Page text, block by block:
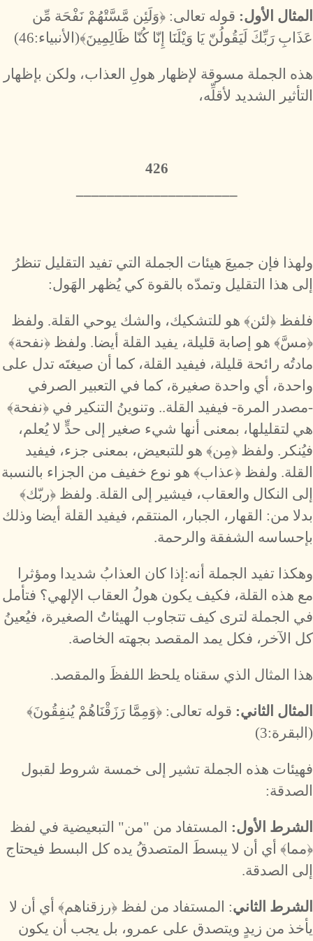
المثال الأول: قوله تعالى: ﴿وَلَئِن مَّسَّتْهُمْ نَفْحَة مِّن
عَذَابِ رَبِّكَ لَيَقُولُنّ يَا وَيْلَنَا إِنّا كُنّا ظَالِمِينَ﴾(الأنبياء:46)
هذه الجملة مسوقة لإظهار هولِ العذاب، ولكن بإظهار
التأثير الشديد لأقلِّه،
426
ولهذا فإن جميعَ هيئات الجملة التي تفيد التقليل تنظرُ
إلى هذا التقليل وتمدّه بالقوة كي يُظهر الهَول:
فلفظ ﴿لئن﴾ هو للتشكيك، والشك يوحي القلة. ولفظ
﴿مسَّ﴾ هو إصابة قليلة، يفيد القلة أيضا. ولفظ ﴿نفحة﴾
مادتُه رائحة قليلة، فيفيد القلة، كما أن صيغتَه تدل على
واحدة، أي واحدة صغيرة، كما في التعبير الصرفي
-مصدر المرة- فيفيد القلة.. وتنوينُ التنكير في ﴿نفحة﴾
هي لتقليلها، بمعنى أنها شيء صغير إلى حدٍّ لا يُعلم،
فيُنكر. ولفظ ﴿مِن﴾ هو للتبعيض، بمعنى جزء، فيفيد
القلة. ولفظ ﴿عذاب﴾ هو نوع خفيف من الجزاء بالنسبة
إلى النكال والعقاب، فيشير إلى القلة. ولفظ ﴿ربّك﴾
بدلا من: القهار، الجبار، المنتقم، فيفيد القلة أيضا وذلك
بإحساسه الشفقة والرحمة.
وهكذا تفيد الجملة أنه:إذا كان العذابُ شديدا ومؤثرا
مع هذه القلة، فكيف يكون هولُ العقاب الإلهي؟ فتأمل
في الجملة لترى كيف تتجاوب الهيئاتُ الصغيرة، فيُعينُ
كل الآخر، فكل يمد المقصد بجهته الخاصة.
هذا المثال الذي سقناه يلحظ اللفظَ والمقصد.
المثال الثاني: قوله تعالى: ﴿وَمِمَّا رَزَقْنَاهُمْ يُنفِقُونَ﴾
(البقرة:3)
فهيئات هذه الجملة تشير إلى خمسة شروط لقبول
الصدقة:
الشرط الأول: المستفاد من "من" التبعيضية في لفظ
﴿مما﴾ أي أن لا يبسطَ المتصدقُ يده كل البسط فيحتاج
إلى الصدقة.
الشرط الثاني: المستفاد من لفظ ﴿رزقناهم﴾ أي أن لا
يأخذ من زيدٍ ويتصدق على عمرو، بل يجب أن يكون